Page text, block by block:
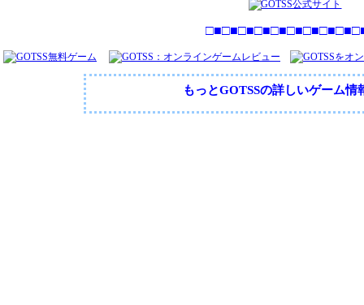
もっとGOTSSの詳しいゲーム情